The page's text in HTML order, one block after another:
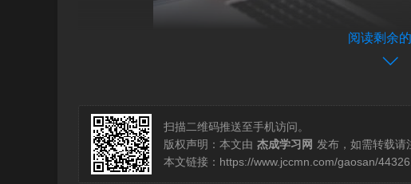
阅读剩余
扫描二维码推送至手机访问。
版权声明：本文由 杰成学习网 发布，如需转载请
本文链接： https://www.jccmn.com/gaosan/